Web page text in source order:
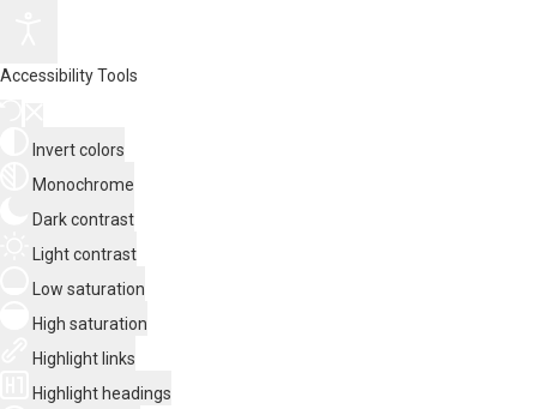
Accessibility Tools
Invert colors
Monochrome
Dark contrast
Light contrast
Low saturation
High saturation
Highlight links
Highlight headings